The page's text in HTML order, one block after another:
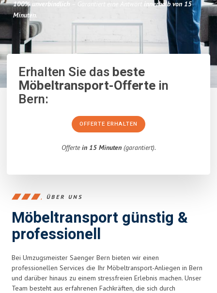
100% unverbindlich – Garantiert eine Antwort innerhalb von 15
Minuten.
Erhalten Sie dasbeste
Möbeltransport-Offerte in
Bern:
OFFERTE ERHALTEN
Offertein 15 Minuten(garantiert).
ÜBER UNS
Möbeltransport günstig &
professionell
Bei Umzugsmeister Saenger Bern bieten wir einen
professionellen Services die Ihr Möbeltransport-Anliegen in Bern
und darüber hinaus zu einem stressfreien Erlebnis machen. Unser
Team besteht aus erfahrenen Fachkräften, die sich durch